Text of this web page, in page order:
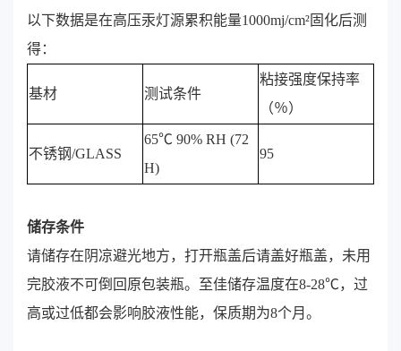
以下数据是在高压汞灯源累积能量1000mj/cm²固化后测
得：
基材 测试条件
粘接强度保持率
（％）
不锈钢/GLASS
65℃ 90% RH (72
H)
95
储存条件
请储存在阴凉避光地方，打开瓶盖后请盖好瓶盖，未用
完胶液不可倒回原包装瓶。至佳储存温度在8-28℃，过
高或过低都会影响胶液性能，保质期为8个月。